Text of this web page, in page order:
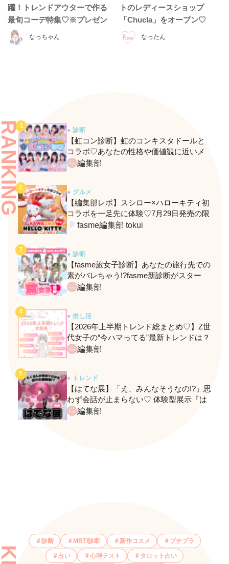
なっちゃん
躍！トレンドアウターで作る
最旬コーデ特集♡※プレゼン
トキャンペーンもあるよ!
なったん
トのレディースショップ
「Chucla」をオープン♡
● 診断
【虹コン診断】虹のコンキスタドールと
コラボ♡あなたの性格や価値観に近いメ
ンバーがわかる、fasmeの新診断がスター
編集部
● グルメ
【編集部レポ】スシロー×ハローキティ初
コラボを一足先に体験♡7月29日発売の限
定メニュー＆グッズをレポ！
fasme編集部 tokui
● 診断
【fasme旅女子診断】あなたの旅行先での
素がバレちゃう!?fasme新診断がスター
ト！編集部
● 推し活
【2026年上半期トレンド総まとめ♡】Z世
代女子の“今ハマってる”最新トレンドは？
ネクストバズ予報もチェック♪
編集部
● トレンド
【はてな展】「え、みんなそうなの!?」思
わず会話が止まらない♡ 体験型展示『は
てな展』に行ってきたレポ
編集部
診断 MBTI診断 新作コスメ プチプラ
占い 心理テスト タロット占い